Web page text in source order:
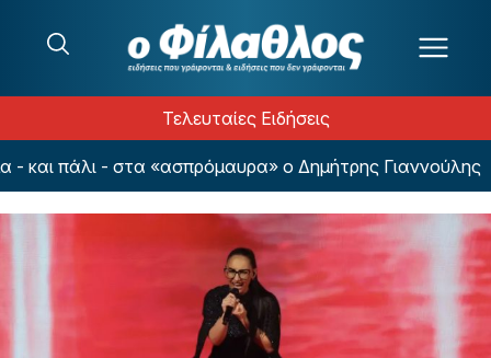
Τελευταίες Ειδήσεις
πάλι - στα «ασπρόμαυρα» ο Δημήτρης Γιαννούλης